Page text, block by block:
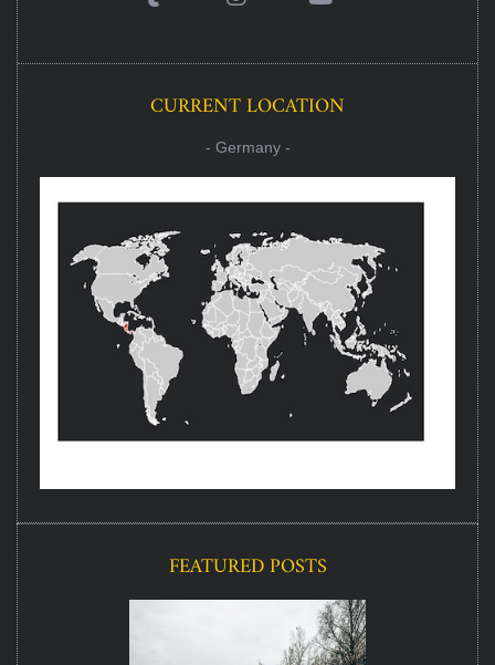
CURRENT LOCATION
- Germany -
FEATURED POSTS